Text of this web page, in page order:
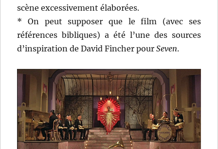
scène excessivement élaborées.
* On peut supposer que le film (avec ses
références bibliques) a été l’une des sources
d’inspiration de David Fincher pourSeven.